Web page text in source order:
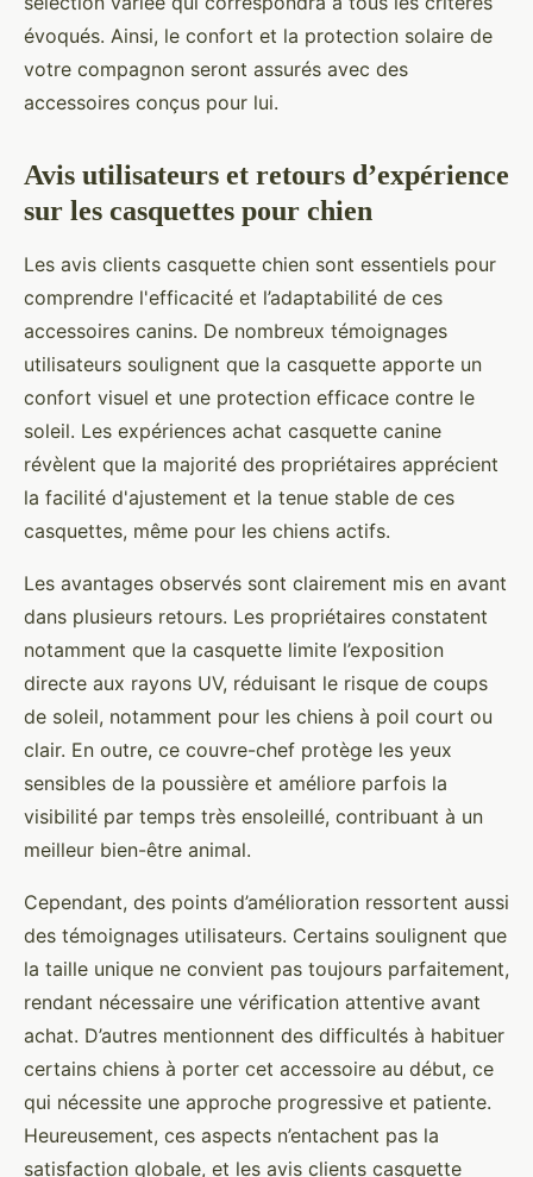
évoqués. Ainsi, le confort et la protection solaire de
votre compagnon seront assurés avec des
accessoires conçus pour lui.
Avis utilisateurs et retours d’expérience
sur les casquettes pour chien
Les avis clients casquette chien sont essentiels pour
comprendre l'efficacité et l’adaptabilité de ces
accessoires canins. De nombreux témoignages
utilisateurs soulignent que la casquette apporte un
confort visuel et une protection efficace contre le
soleil. Les expériences achat casquette canine
révèlent que la majorité des propriétaires apprécient
la facilité d'ajustement et la tenue stable de ces
casquettes, même pour les chiens actifs.
Les avantages observés sont clairement mis en avant
dans plusieurs retours. Les propriétaires constatent
notamment que la casquette limite l’exposition
directe aux rayons UV, réduisant le risque de coups
de soleil, notamment pour les chiens à poil court ou
clair. En outre, ce couvre-chef protège les yeux
sensibles de la poussière et améliore parfois la
visibilité par temps très ensoleillé, contribuant à un
meilleur bien-être animal.
Cependant, des points d’amélioration ressortent aussi
des témoignages utilisateurs. Certains soulignent que
la taille unique ne convient pas toujours parfaitement,
rendant nécessaire une vérification attentive avant
achat. D’autres mentionnent des difficultés à habituer
certains chiens à porter cet accessoire au début, ce
qui nécessite une approche progressive et patiente.
Heureusement, ces aspects n’entachent pas la
satisfaction globale, et les avis clients casquette